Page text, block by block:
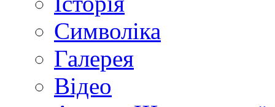
Символіка
Галерея
Відео